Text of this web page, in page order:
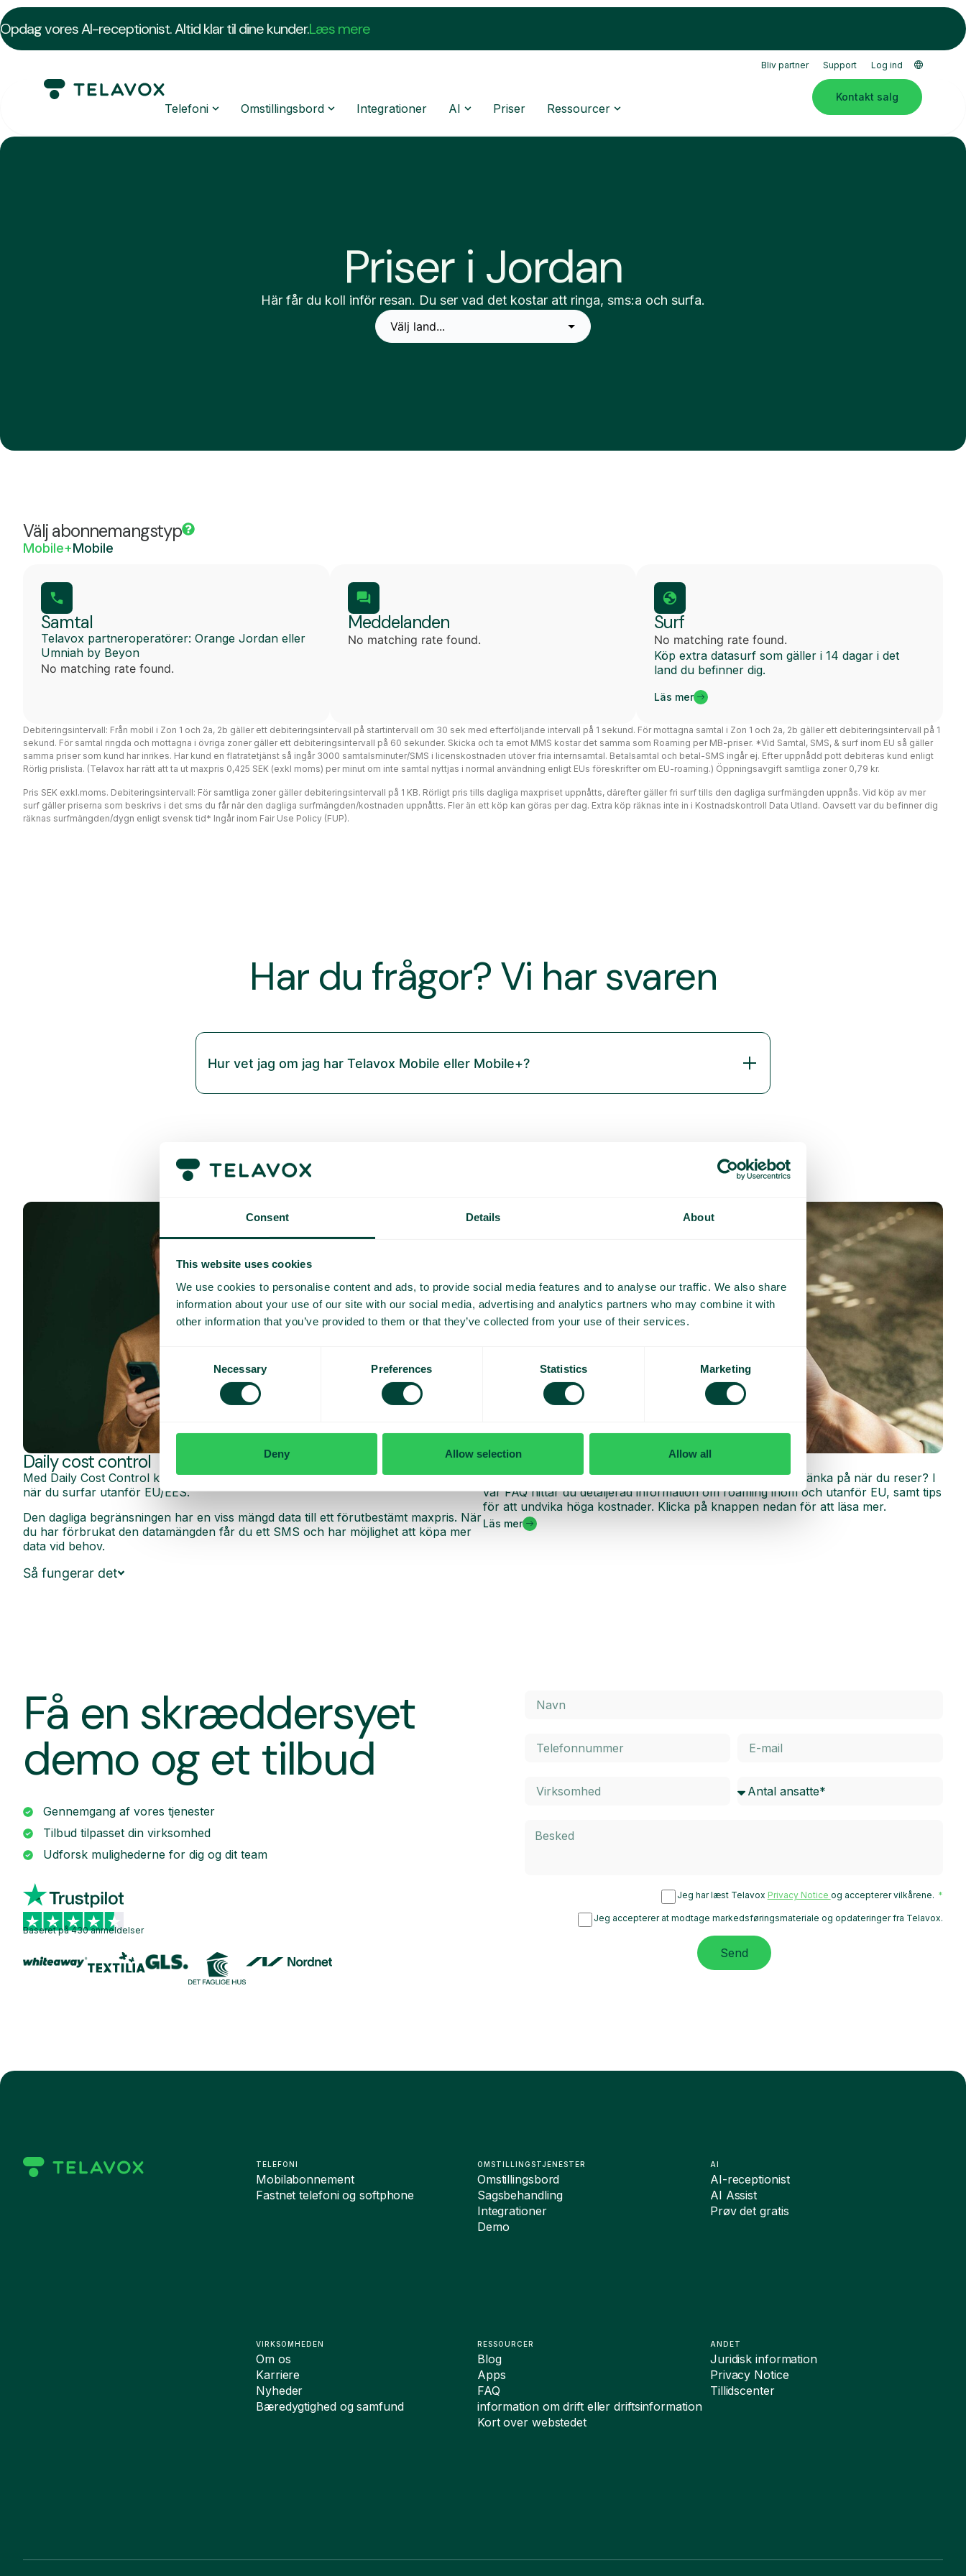
Consent Details About
This website uses cookies
We use cookies to personalise content and ads, to provide social media features and to analyse our traffic. We also share
information about your use of our site with our social media, advertising and analytics partners who may combine it with
other information that you’ve provided to them or that they’ve collected from your use of their services.
Selection
Necessary Preferences Statistics Marketing
Deny Allow selection Allow all
Opdag vores AI-receptionist. Altid klar til dine kunder.Læs mere
Bliv partner Support Log ind
Telefoni Omstillingsbord Integrationer AI Priser Ressourcer
Kontakt salg
Priser i Jordan
Här får du koll inför resan. Du ser vad det kostar att ringa, sms:a och surfa.
Välj abonnemangstyp
Mobile+Mobile
Samtal
Telavox partneroperatörer: Orange Jordan eller
Umniah by Beyon
No matching rate found.
Meddelanden
No matching rate found.
Surf
No matching rate found.
Köp extra datasurf som gäller i 14 dagar i det
land du befinner dig.
Läs mer
Debiteringsintervall: Från mobil i Zon 1 och 2a, 2b gäller ett debiteringsintervall på startintervall om 30 sek med efterföljande intervall på 1 sekund. För mottagna samtal i Zon 1 och 2a, 2b gäller ett debiteringsintervall på 1
sekund. För samtal ringda och mottagna i övriga zoner gäller ett debiteringsintervall på 60 sekunder. Skicka och ta emot MMS kostar det samma som Roaming per MB-priser. *Vid Samtal, SMS, & surf inom EU så gäller
samma priser som kund har inrikes. Har kund en flatratetjänst så ingår 3000 samtalsminuter/SMS i licenskostnaden utöver fria internsamtal. Betalsamtal och betal-SMS ingår ej. Efter uppnådd pott debiteras kund enligt
Rörlig prislista. (Telavox har rätt att ta ut maxpris 0,425 SEK (exkl moms) per minut om inte samtal nyttjas i normal användning enligt EUs föreskrifter om EU-roaming.) Öppningsavgift samtliga zoner 0,79 kr.
Pris SEK exkl.moms. Debiteringsintervall: För samtliga zoner gäller debiteringsintervall på 1 KB. Rörligt pris tills dagliga maxpriset uppnåtts, därefter gäller fri surf tills den dagliga surfmängden uppnås. Vid köp av mer
surf gäller priserna som beskrivs i det sms du får när den dagliga surfmängden/kostnaden uppnåtts. Fler än ett köp kan göras per dag. Extra köp räknas inte in i Kostnadskontroll Data Utland. Oavsett var du befinner dig
räknas surfmängden/dygn enligt svensk tid* Ingår inom Fair Use Policy (FUP).
Har du frågor? Vi har svaren
Hur vet jag om jag har Telavox Mobile eller Mobile+?
Daily cost control
Med Daily Cost Control kan du som kund hålla bättre koll på dina dagliga kostnader
när du surfar utanför EU/EES.
Den dagliga begränsningen har en viss mängd data till ett förutbestämt maxpris. När
du har förbrukat den datamängden får du ett SMS och har möjlighet att köpa mer
data vid behov.
Så fungerar det
Vanliga frågor och svar
Vill du veta mer om hur roaming fungerar och vad du bör tänka på när du reser? I
vår FAQ hittar du detaljerad information om roaming inom och utanför EU, samt tips
för att undvika höga kostnader. Klicka på knappen nedan för att läsa mer.
Läs mer
Få en skræddersyet
demo og et tilbud
Gennemgang af vores tjenester
Tilbud tilpasset din virksomhed
Udforsk mulighederne for dig og dit team
Baseret på 430 anmeldelser
Jeg har læst Telavox Privacy Notice og accepterer vilkårene.
Jeg accepterer at modtage markedsføringsmateriale og opdateringer fra Telavox.
Send
TELEFONI
Mobilabonnement
Fastnet telefoni og softphone
VIRKSOMHEDEN
Om os
Karriere
Nyheder
Bæredygtighed og samfund
OMSTILLINGSTJENESTER
Omstillingsbord
Sagsbehandling
Integrationer
Demo
RESSOURCER
Blog
Apps
FAQ
information om drift eller driftsinformation
Kort over webstedet
AI
AI-receptionist
AI Assist
Prøv det gratis
ANDET
Juridisk information
Privacy Notice
Tillidscenter